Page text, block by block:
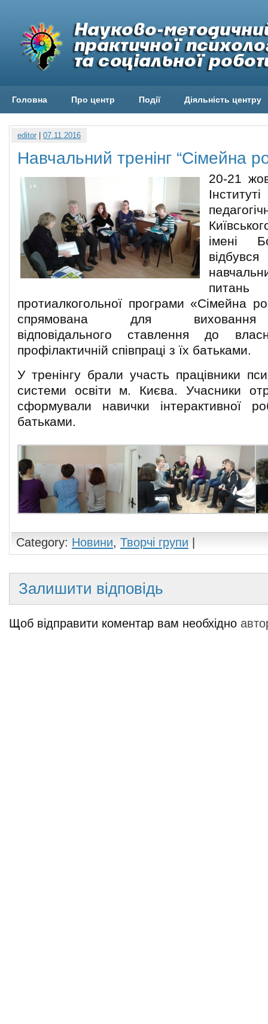
Головна Про центр Події Діяльність центру
editor 07.11.2016
Навчальний тренінг “Сімейна
20-21
імені
відбувся
протиалкогольної програми «Сімейна
спрямована для
відповідального ставлення до
профілактичній співпраці з їх батьками.
У тренінгу брали участь працівники
системи освіти м. Києва. Учасники
сформували навички інтерактивної
батьками.
Category: Новини, Творчі групи
Залишити відповідь
Щоб відправити коментар вам необхідно